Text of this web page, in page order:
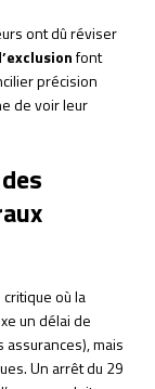
ont dû réviser
font
précision
de voir leur
où la
un délai de
mais
Un arrêt du 29